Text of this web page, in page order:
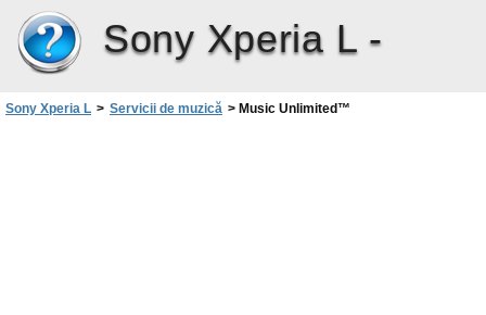
Sony Xperia L -
Sony Xperia L > Servicii de muzică > Music Unlimited™‎